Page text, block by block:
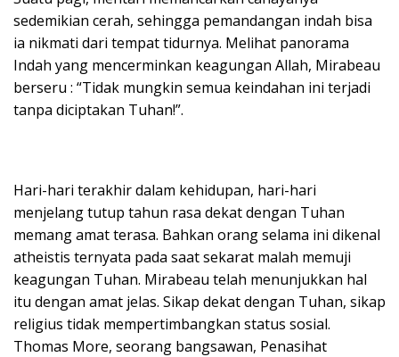
sedemikian cerah, sehingga pemandangan indah bisa
ia nikmati dari tempat tidurnya. Melihat panorama
Indah yang mencerminkan keagungan Allah, Mirabeau
berseru : “Tidak mungkin semua keindahan ini terjadi
tanpa diciptakan Tuhan!”.
Hari-hari terakhir dalam kehidupan, hari-hari
menjelang tutup tahun rasa dekat dengan Tuhan
memang amat terasa. Bahkan orang selama ini dikenal
atheistis ternyata pada saat sekarat malah memuji
keagungan Tuhan. Mirabeau telah menunjukkan hal
itu dengan amat jelas. Sikap dekat dengan Tuhan, sikap
religius tidak mempertimbangkan status sosial.
Thomas More, seorang bangsawan, Penasihat